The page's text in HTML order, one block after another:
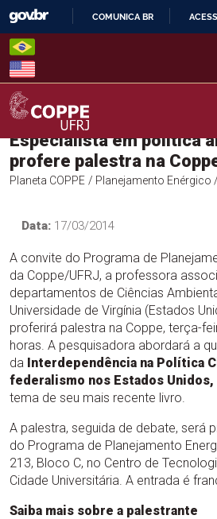
Skip
content
O
COMUNICA BR
COPPE – UFRJ
Especialista em política
profere palestra na
Planeta COPPE / Planejamento Enérgico
Data: 17/03/2014
A convite do Programa de
da Coppe/UFRJ, a professora
departamentos de Ciências
Universidade de Virgínia (Estados
proferirá palestra na Coppe, terça-
horas. A pesquisadora abordará a
da Interdependência na Política
federalismo nos Estados Unidos,
tema de seu mais recente livro.
A palestra, seguida de debate, será
do Programa de Planejamento
213, Bloco C, no Centro de
Cidade Universitária. A entrada é
Saiba mais sobre a palestrante